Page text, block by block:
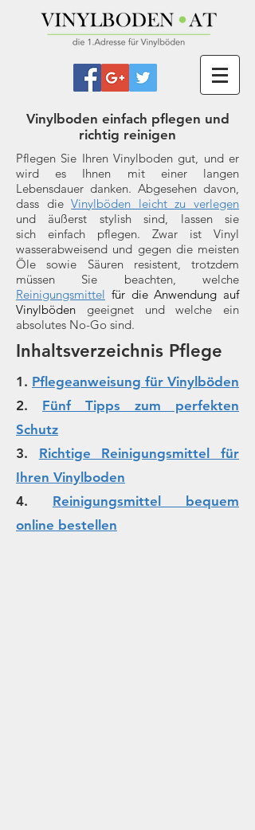
Vinylboden einfach pflegen und
richtig reinigen
Pflegen Sie Ihren Vinylboden gut, und er
wird es Ihnen mit einer langen
Lebensdauer danken. Abgesehen davon,
dass die Vinylböden leicht zu verlegen
und äußerst stylish sind, lassen sie
sich einfach pflegen. Zwar ist Vinyl
wasserabweisend und gegen die meisten
Öle sowie Säuren resistent, trotzdem
müssen Sie beachten, welche
Reinigungsmittel für die Anwendung auf
Vinylböden geeignet und welche ein
absolutes No-Go sind.
Inhaltsverzeichnis Pflege
1. Pflegeanweisung für Vinylböden
2.
Fünf Tipps zum perfekten
Schutz
3.
Richtige Reinigungsmittel für
Ihren Vinylboden
4.
Reinigungsmittel bequem
online bestellen